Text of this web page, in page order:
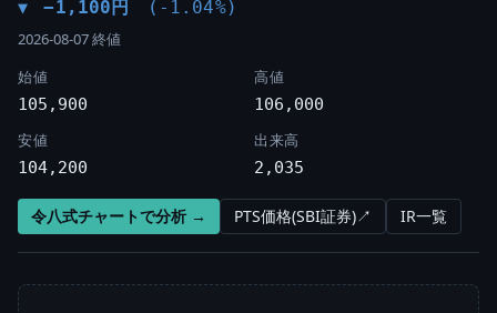
▼ −1,100円 (-1.04%)
2026-08-07 終値
始値
105,900
高値
106,000
安値
104,200
出来高
2,035
令八式チャートで分析 → PTS価格(SBI証券)↗ IR一覧